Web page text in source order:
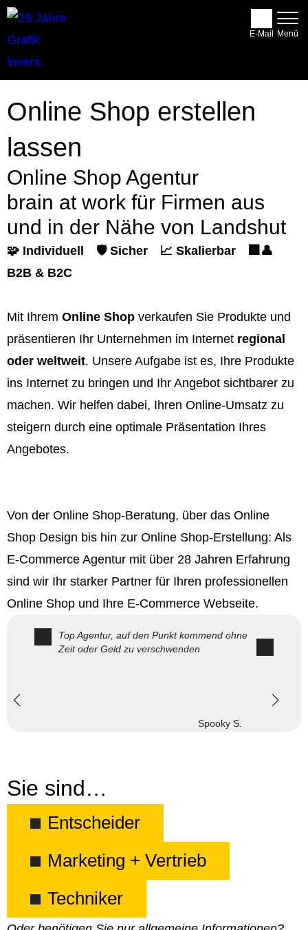
Online Shop erstellen
lassen
Online Shop Agentur
brain at work für Firmen aus
und in der Nähe von Landshut
🧩 Individuell 🛡️ Sicher 📈 Skalierbar
🏢👤
B2B & B2C
Mit Ihrem Online Shop verkaufen Sie Produkte und
präsentieren Ihr Unternehmen im Internet regional
oder weltweit. Unsere Aufgabe ist es, Ihre Produkte
ins Internet zu bringen und Ihr Angebot sichtbarer zu
machen. Wir helfen dabei, Ihren Online-Umsatz zu
steigern durch eine optimale Präsentation Ihres
Angebotes.
Von der Online Shop-Beratung, über das Online
Shop Design bis hin zur Online Shop-Erstellung: Als
E-Commerce Agentur mit über 28 Jahren Erfahrung
sind wir Ihr starker Partner für Ihren professionellen
Online Shop und Ihre E-Commerce Webseite.
Top Agentur, auf den Punkt kommend ohne
Zeit oder Geld zu verschwenden
Spooky S.
Sie sind…
Entscheider
Marketing + Vertrieb
Techniker